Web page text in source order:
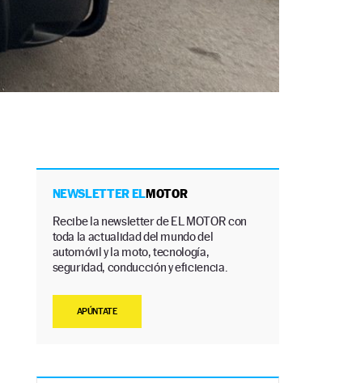
NEWSLETTER ELMOTOR
Recibe la newsletter de EL MOTOR con
toda la actualidad del mundo del
automóvil y la moto, tecnología,
seguridad, conducción y eficiencia.
APÚNTATE